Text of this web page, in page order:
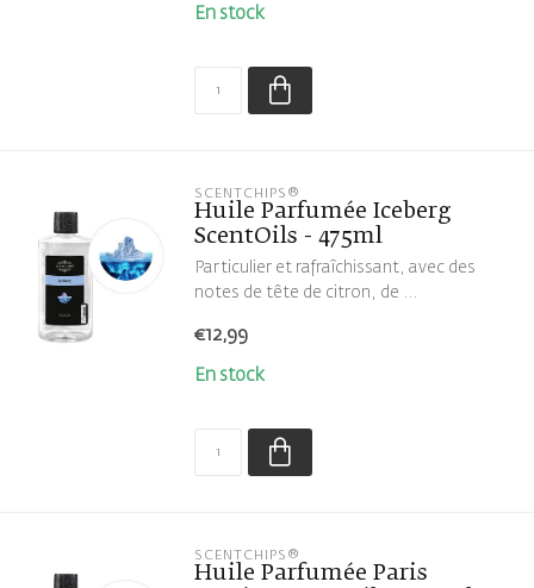
En stock
SCENTCHIPS®
Huile Parfumée Iceberg
ScentOils - 475ml
Particulier et rafraîchissant, avec des
notes de tête de citron, de ...
€12,99
En stock
SCENTCHIPS®
Huile Parfumée Paris